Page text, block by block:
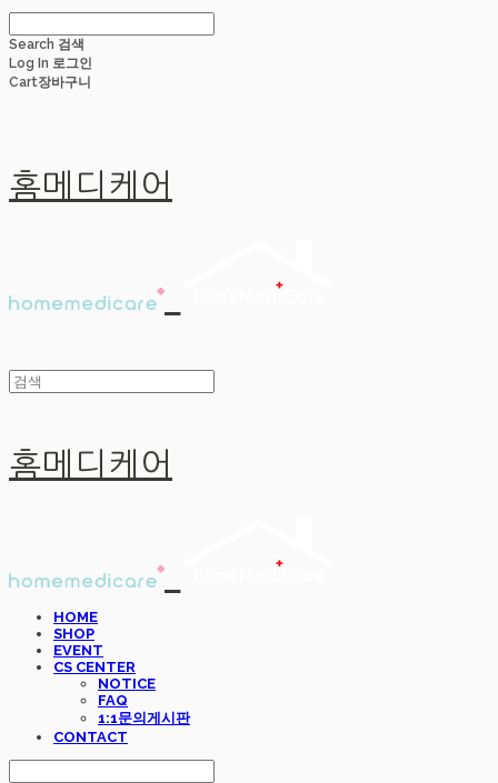
Search 검색
Log In 로그인
Cart장바구니
홈메디케어
홈메디케어
HOME
SHOP
EVENT
CS CENTER
NOTICE
FAQ
1:1문의게시판
CONTACT